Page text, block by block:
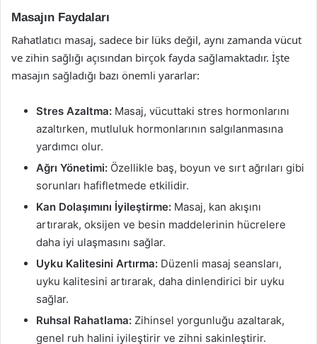
Masajın Faydaları
Rahatlatıcı masaj, sadece bir lüks değil, aynı zamanda vücut
ve zihin sağlığı açısından birçok fayda sağlamaktadır. İşte
masajın sağladığı bazı önemli yararlar:
Stres Azaltma: Masaj, vücuttaki stres hormonlarını
azaltırken, mutluluk hormonlarının salgılanmasına
yardımcı olur.
Ağrı Yönetimi: Özellikle baş, boyun ve sırt ağrıları gibi
sorunları hafifletmede etkilidir.
Kan Dolaşımını İyileştirme: Masaj, kan akışını
artırarak, oksijen ve besin maddelerinin hücrelere
daha iyi ulaşmasını sağlar.
Uyku Kalitesini Artırma: Düzenli masaj seansları,
uyku kalitesini artırarak, daha dinlendirici bir uyku
sağlar.
Ruhsal Rahatlama: Zihinsel yorgunluğu azaltarak,
genel ruh halini iyileştirir ve zihni sakinleştirir.